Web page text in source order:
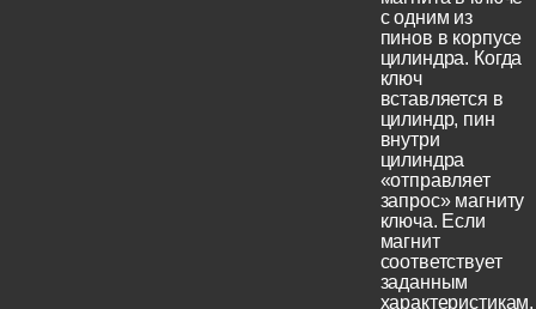
с одним из
пинов в корпусе
цилиндра. Когда
ключ
вставляется в
цилиндр, пин
внутри
цилиндра
«отправляет
запрос» магниту
ключа. Если
магнит
соответствует
заданным
характеристикам,